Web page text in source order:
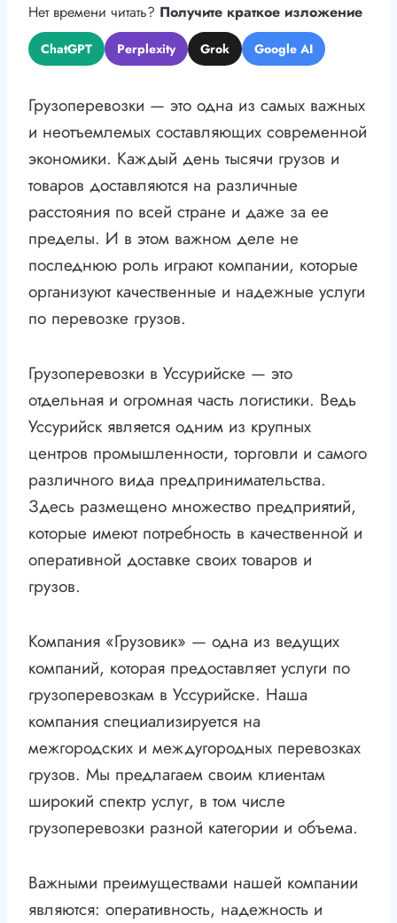
Нет времени читать? Получите краткое изложение
ChatGPT Perplexity Grok Google AI
Грузоперевозки — это одна из самых важных
и неотъемлемых составляющих современной
экономики. Каждый день тысячи грузов и
товаров доставляются на различные
расстояния по всей стране и даже за ее
пределы. И в этом важном деле не
последнюю роль играют компании, которые
организуют качественные и надежные услуги
по перевозке грузов.
Грузоперевозки в Уссурийске — это
отдельная и огромная часть логистики. Ведь
Уссурийск является одним из крупных
центров промышленности, торговли и самого
различного вида предпринимательства.
Здесь размещено множество предприятий,
которые имеют потребность в качественной и
оперативной доставке своих товаров и
грузов.
Компания «Грузовик» — одна из ведущих
компаний, которая предоставляет услуги по
грузоперевозкам в Уссурийске. Наша
компания специализируется на
межгородских и междугородных перевозках
грузов. Мы предлагаем своим клиентам
широкий спектр услуг, в том числе
грузоперевозки разной категории и объема.
Важными преимуществами нашей компании
являются: оперативность, надежность и